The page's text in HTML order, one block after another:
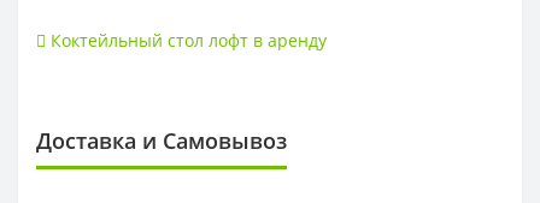
Коктейльный стол лофт в аренду
Доставка и Самовывоз